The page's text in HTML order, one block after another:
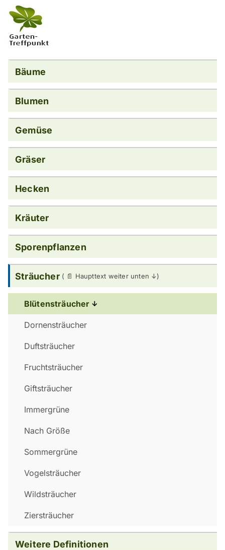
Bäume
Blumen
Gemüse
Gräser
Hecken
Kräuter
Sporenpflanzen
Sträucher
Blütensträucher
Dornensträucher
Duftsträucher
Fruchtsträucher
Giftsträucher
Immergrüne
Nach Größe
Sommergrüne
Vogelsträucher
Wildsträucher
Ziersträucher
Weitere Definitionen